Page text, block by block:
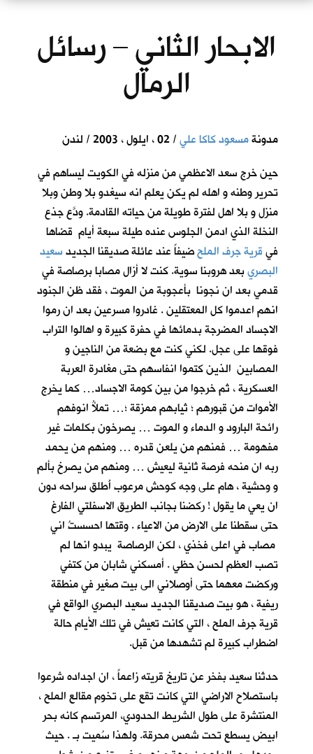
الابحار الثاني – رسائل
الرمال
مدونةمسعود كاكا علي/ 02 ، ايلول ، 2003 / لندن
حين خرج سعد الاعظمي من منزله في الكويت ليساهم في
تحرير وطنه و اهله لم يكن يعلم انه سيغدو بلا وطن وبلا
منزل و بلا اهل لفترة طويلة من حياته القادمة. ودَّع جذع
النخلة الذي ادمن الجلوس عنده طيلة سبعة أيام قضاها
فيقرية جرف الملحضيفاً عند عائلة صديقنا الجديدسعيد
البصريبعد هروبنا سوية. كنت لا أزال مصابا برصاصة في
قدمي بعد ان نجونا بأعجوبة من الموت ، فقد ظن الجنود
انهم اعدموا كل المعتقلين . غادروا مسرعين بعد ان رموا
الاجساد المضرجة بدمائها في حفرة كبيرة و اهالوا التراب
فوقها على عجل. لكني كنت مع بضعة من الناجين و
المصابين الذين كتموا انفاسهم حتى مغادرة العربة
العسكرية ، ثم خرجوا من بين كومة الاجساد… كما يخرج
الأموات من قبورهم ؛ ثيابهم ممزقة ؛… تملأُ انوفهم
رائحة البارود و الدماء و الموت … يصرخون بكلمات غير
مفهومة … فمنهم من يلعن قدره … ومنهم من يحمد
ربه ان منحه فرصة ثانية ليعيش … ومنهم من يصرخ بألم
و وحشية ، هام على وجه كوحش مرعوب أَطلق سراحه دون
ان يعي ما يقول ! ركضنا بجانب الطريق الاسفلتي الفارغ
حتى سقطنا على الارض من الاعياء . وقتها احسستُ اني
مصاب في اعلى فخذي ، لكن الرصاصة يبدو انها لم
تصب العظم لحسن حظي . أمسكني شابان من كتفي
وركضت معهما حتى أوصلاني الى بيت صغير في منطقة
ريفية ، هو بيت صديقنا الجديد سعيد البصريالواقع في
قرية جرف الملح، التي كانت تعيش في تلك الأيام حالة
اضطراب كبيرة لم تشهدها من قبل.
حدثنا سعيد بفخر عن تاريخ قريته زاعماً ، ان اجداده شرعوا
باستصلاح الاراضي التي كانت تقع على تخوم مقالع الملح ،
المنتشرة على طول الشريط الحدودي، المرتسم كانه بحر
ابيض يسطع تحت شمس محرقة. ولهذا سُميت بـ. حيث